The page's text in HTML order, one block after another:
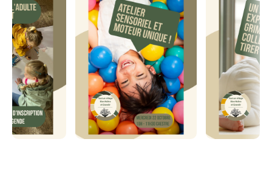
Un espace de rencontre entre parents; un espace
d'échange et de lien avec son tout petit.
En cette saison la rencontre se passera en intérieur,
pensez à prendre des vêtements confortables pour
vos petits pour pouvoir bouger facilement.
En résumé:
Mercredi 22 octobre